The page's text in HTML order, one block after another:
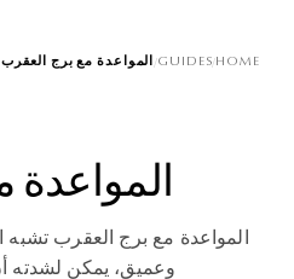
HOME
/
GUIDES
/المواعدة مع برج العقرب
المواعدة
المواعدة مع برج العقرب تشبه
وعميق، يمكن لشدته